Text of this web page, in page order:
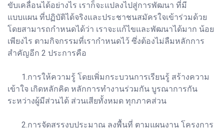
ขับเคลื่อนได้อย่างไร เราก็จะแปลงไปสู่การพัฒนา ที่มี
แบบแผน ที่ปฏิบัติได้จริงและประชาชนสมัครใจเข้าร่วมด้วย
โดยสามารถกำหนดได้ว่า เราจะแก้ไขและพัฒนาได้มาก น้อย
เพียงไร ตามกิจกรรมที่เรากำหนดไว้ ซึ่งต้องไม่ลืมหลักการ
สำคัญอีก 2 ประการคือ
1.การให้ความรู้ โดยเพิ่มกระบวนการเรียนรู้ สร้างความ
เข้าใจ เกิดหลักคิด หลักการทำงานร่วมกัน บูรณาการกัน
ระหว่างผู้มีส่วนได้ ส่วนเสียทั้งหมด ทุกภาคส่วน
2.การจัดสรรงบประมาณ ลงพื้นที่ ตามแผนงาน โครงการ